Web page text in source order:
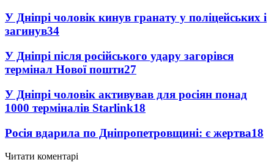
У Дніпрі чоловік кинув гранату у поліцейських і
загинув34
У Дніпрі після російського удару загорівся
термінал Нової пошти27
У Дніпрі чоловік активував для росіян понад
1000 терміналів Starlink18
Росія вдарила по Дніпропетровщині: є жертва18
Читати коментарі